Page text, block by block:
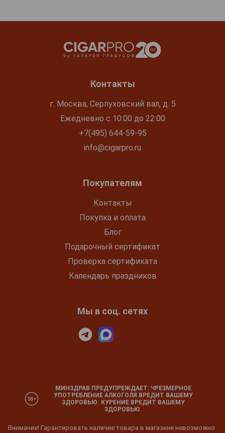
Контакты
г. Москва, Серпуховский вал, д. 5
Ежедневно с 10:00 до 22:00
+7(495) 644-59-95
info@cigarpro.ru
Покупателям
Контакты
Покупка и оплата
Блог
Подарочный сертификат
Проверка сертификата
Календарь праздников
Мы в соц. сетях
МИНЗДРАВ ПРЕДУПРЕЖДАЕТ: ЧРЕЗМЕРНОЕ
УПОТРЕБЛЕНИЕ АЛКОГОЛЯ ВРЕДИТ ВАШЕМУ
ЗДОРОВЬЮ. КУРЕНИЕ ВРЕДИТ ВАШЕМУ
ЗДОРОВЬЮ.
Внимание! Гарантировать наличие товара в магазине невозможно